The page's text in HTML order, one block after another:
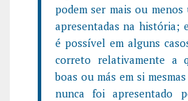
podem ser mais ou menos
apresentadas na história;
é possível em alguns
correto relativamente a
boas ou más em si
nunca foi apresentado